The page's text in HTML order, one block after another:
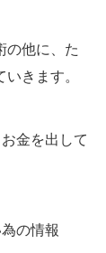
の他に、た
きます。
金を出して
の情報